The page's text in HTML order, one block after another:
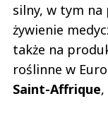
silny, w tym na
żywienie
także na
roślinne w
Saint-Affrique